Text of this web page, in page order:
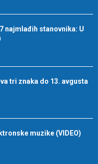
najmlađih stanovnika: U
tri znaka do 13. avgusta
muzike (VIDEO)